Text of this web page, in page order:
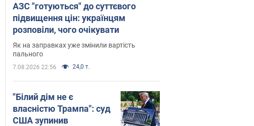
АЗС "готуються" до суттєвого
підвищення цін: українцям
розповіли, чого очікувати
Як на заправках уже змінили вартість
пального
7.08.2026 22:56 24,0 т.
"Білий дім не є
власністю Трампа": суд
США зупинив